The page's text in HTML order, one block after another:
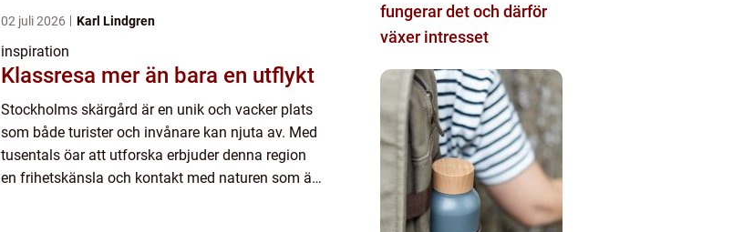
02 juli 2026 Karl Lindgren
inspiration
Klassresa mer än bara en utflykt
Stockholms skärgård är en unik och vacker plats
som både turister och invånare kan njuta av. Med
tusentals öar att utforska erbjuder denna region
en frihetskänsla och kontakt med naturen som är
fungerar det och därför
växer intresset